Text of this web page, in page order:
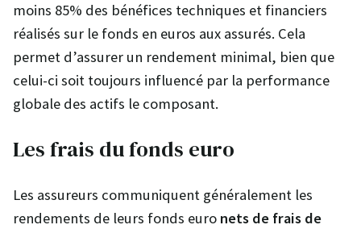
moins 85% des bénéfices techniques et financiers
réalisés sur le fonds en euros aux assurés. Cela
permet d’assurer un rendement minimal, bien que
celui-ci soit toujours influencé par la performance
globale des actifs le composant.
Les frais du fonds euro
Les assureurs communiquent généralement les
rendements de leurs fonds euro nets de frais de